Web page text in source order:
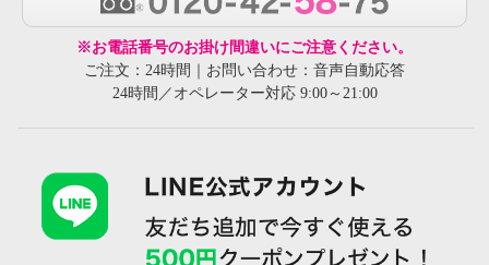
※お電話番号のお掛け間違いにご注意ください。
ご注文：24時間｜お問い合わせ：音声自動応答
24時間／オペレーター対応 9:00～21:00